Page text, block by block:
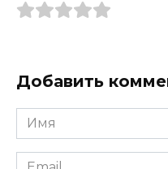
Добавить
Имя
*
Email